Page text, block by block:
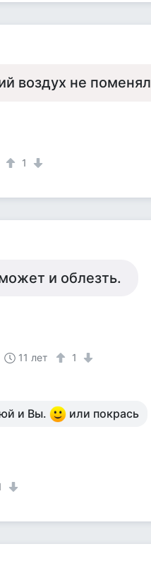
воздух не поменял
1
и облезть.
11 лет 1
и Вы. или покрась